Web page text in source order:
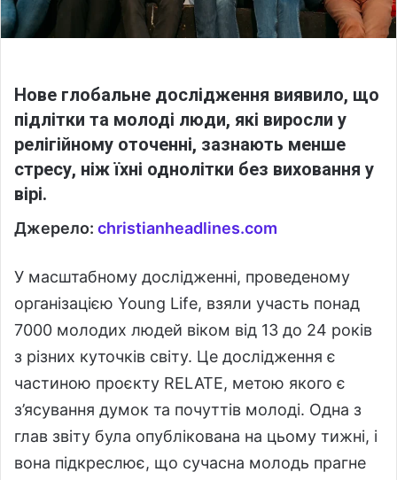
Нове глобальне дослідження виявило, що
підлітки та молоді люди, які виросли у
релігійному оточенні, зазнають менше
стресу, ніж їхні однолітки без виховання у
вірі.
Джерело: christianheadlines.com
У масштабному дослідженні, проведеному
організацією Young Life, взяли участь понад
7000 молодих людей віком від 13 до 24 років
з різних куточків світу. Це дослідження є
частиною проєкту RELATE, метою якого є
з’ясування думок та почуттів молоді. Одна з
глав звіту була опублікована на цьому тижні, і
вона підкреслює, що сучасна молодь прагне